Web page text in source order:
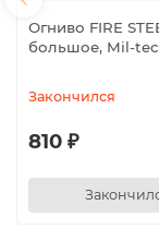
Огниво FIRE
большое, Mil-tec
Закончился
810 ₽